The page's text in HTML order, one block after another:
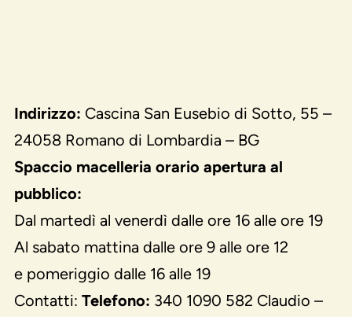
Indirizzo: Cascina San Eusebio di Sotto, 55 –
24058 Romano di Lombardia – BG
Spaccio macelleria orario apertura al
pubblico:
Dal martedì al venerdì dalle ore 16 alle ore 19
Al sabato mattina dalle ore 9 alle ore 12
e pomeriggio dalle 16 alle 19
Contatti: Telefono: 340 1090 582 Claudio –